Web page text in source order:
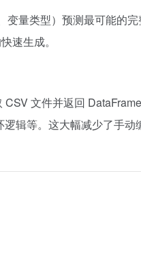
量类型）预测最可能的
速生成。
文件并返回
辑等。这大幅减少了手